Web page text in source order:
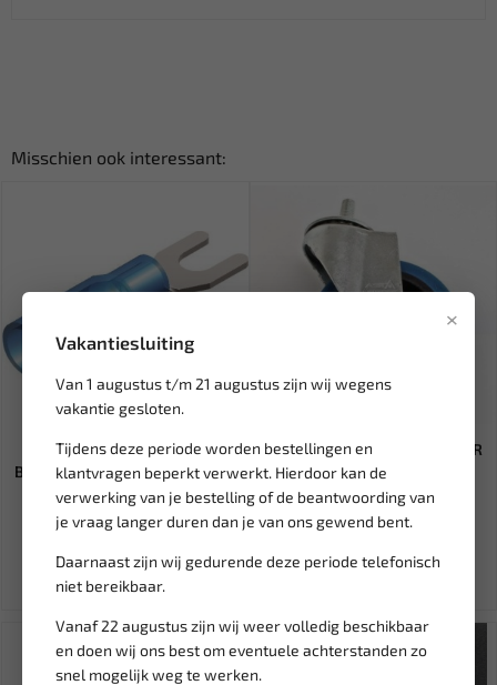
×
Vakantiesluiting
Van 1 augustus t/m 21 augustus zijn wij wegens
vakantie gesloten.
Tijdens deze periode worden bestellingen en
klantvragen beperkt verwerkt. Hierdoor kan de
verwerking van je bestelling of de beantwoording van
je vraag langer duren dan je van ons gewend bent.
Daarnaast zijn wij gedurende deze periode telefonisch
niet bereikbaar.
Vanaf 22 augustus zijn wij weer volledig beschikbaar
en doen wij ons best om eventuele achterstanden zo
snel mogelijk weg te werken.
Misschien ook interessant:
Leverbaar
THERMOSEAL NYLON VORK
BLAUW M5 (5,3X9,5) (5 ST) BL...
4,92
ASTA Zwenkwiel PP core + TPR
Heavy Duty A-W41BTPRB...
11,95
SALE!